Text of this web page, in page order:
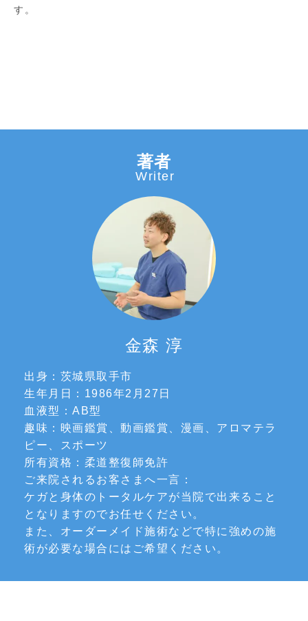
す。
著者
Writer
金森 淳
出身：茨城県取手市
生年月日：1986年2月27日
血液型：AB型
趣味：映画鑑賞、動画鑑賞、漫画、アロマテラ
ピー、スポーツ
所有資格：柔道整復師免許
ご来院されるお客さまへ一言：
ケガと身体のトータルケアが当院で出来ること
となりますのでお任せください。
また、オーダーメイド施術などで特に強めの施
術が必要な場合にはご希望ください。